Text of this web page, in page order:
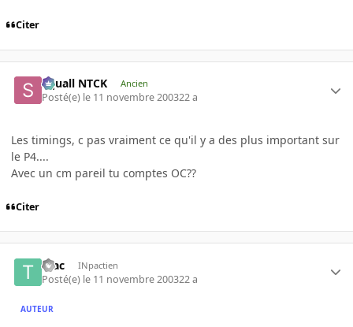
Citer
Squall NTCK Ancien
Posté(e) le 11 novembre 200322 a
Les timings, c pas vraiment ce qu'il y a des plus important sur
le P4....
Avec un cm pareil tu comptes OC??
Citer
teac INpactien
Posté(e) le 11 novembre 200322 a
AUTEUR